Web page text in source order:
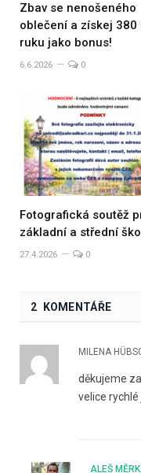
Zbav se nenošeného
oblečení a získej 380
ruku jako bonus!
6.6.2026 0
Fotografická soutěž
základní a střední
27.4.2026 0
2 KOMENTÁŘE
MILENA
děkujeme
velice
ALEŠ